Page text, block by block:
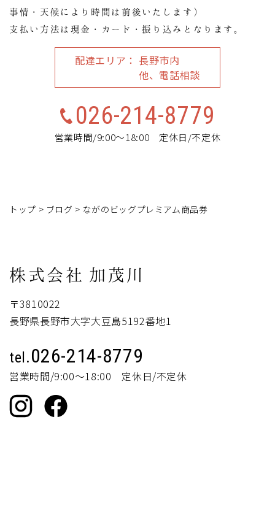
事情・天候により時間は前後いたします）
支払い方法は現金・カード・振り込みとなります。
配達エリア
長野市内
他、電話相談
026-214-8779
営業時間/9:00～18:00 定休日/不定休
トップ > ブログ > ながのビッグプレミアム商品券
株式会社 加茂川
〒3810022
長野県長野市大字大豆島5192番地1
tel.026-214-8779
営業時間/9:00～18:00 定休日/不定休